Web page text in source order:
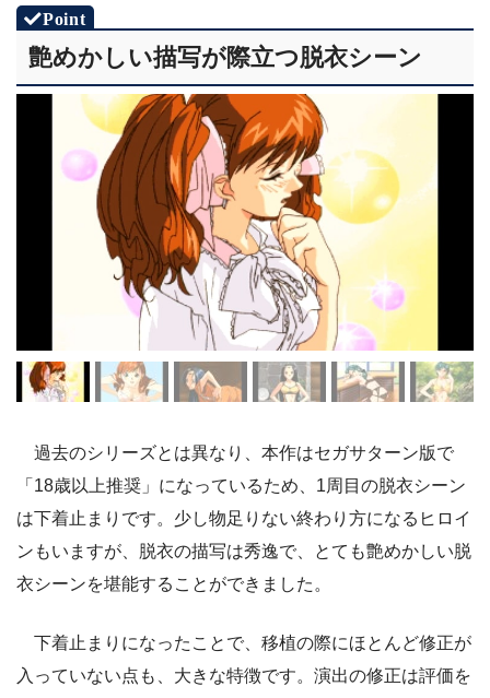
艶めかしい描写が際立つ脱衣シーン
過去のシリーズとは異なり、本作はセガサターン版で
「18歳以上推奨」になっているため、1周目の脱衣シーン
は下着止まりです。少し物足りない終わり方になるヒロイ
ンもいますが、脱衣の描写は秀逸で、とても艶めかしい脱
衣シーンを堪能することができました。
下着止まりになったことで、移植の際にほとんど修正が
入っていない点も、大きな特徴です。演出の修正は評価を